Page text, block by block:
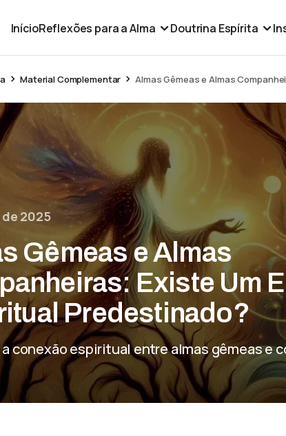
InícioReflexões para a Alma Doutrina Espírita
Material Complementar Almas Gêmeas e Almas
de 2025
Gêmeas e Almas
Existe Um
Predestinado?
conexão espiritual entre almas gêmeas e